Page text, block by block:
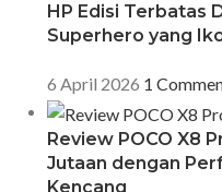
HP Edisi Terbatas
Superhero yang
6 April 2026 1
Review POCO X8
Jutaan dengan
Kencang